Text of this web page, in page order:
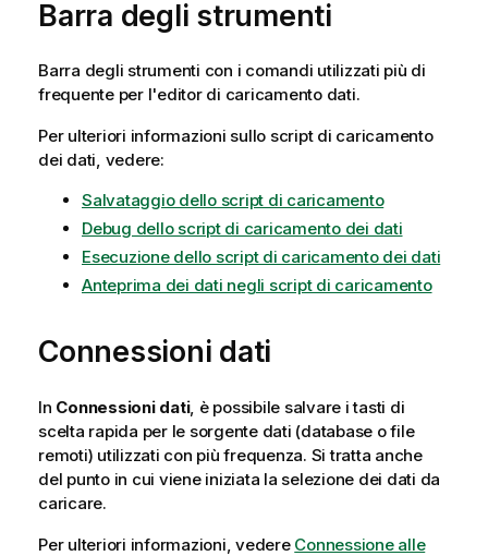
Barra degli strumenti
Barra degli strumenti con i comandi utilizzati più di
frequente per l'editor di caricamento dati.
Per ulteriori informazioni sullo script di caricamento
dei dati, vedere:
Salvataggio dello script di caricamento
Debug dello script di caricamento dei dati
Esecuzione dello script di caricamento dei dati
Anteprima dei dati negli script di caricamento
Connessioni dati
In Connessioni dati, è possibile salvare i tasti di
scelta rapida per le sorgente dati (database o file
remoti) utilizzati con più frequenza. Si tratta anche
del punto in cui viene iniziata la selezione dei dati da
caricare.
Per ulteriori informazioni, vedere Connessione alle